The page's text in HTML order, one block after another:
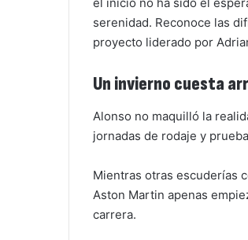
el inicio no ha sido el
serenidad. Reconoce las
proyecto liderado por
Un invierno cuesta
Alonso no maquilló la
jornadas de rodaje y
Mientras otras escuderías
Aston Martin apenas
carrera.